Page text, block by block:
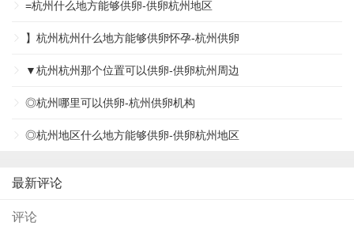
=杭州什么地方能够供卵-供卵杭州地区
】杭州杭州什么地方能够供卵怀孕-杭州供卵
▼杭州杭州那个位置可以供卵-供卵杭州周边
◎杭州哪里可以供卵-杭州供卵机构
◎杭州地区什么地方能够供卵-供卵杭州地区
最新评论